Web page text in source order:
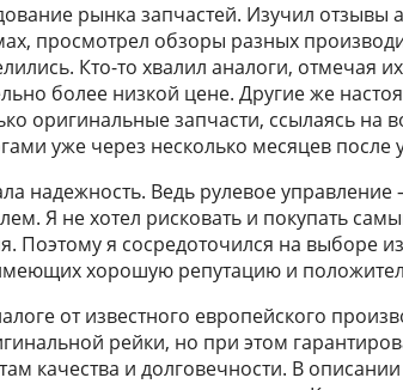
рынка запчастей. Изучил отзывы
просмотрел обзоры разных
Кто-то хвалил аналоги, отмечая
более низкой цене. Другие же
оригинальные запчасти, ссылаясь на
уже через несколько месяцев после
надежность. Ведь рулевое управление
Я не хотел рисковать и покупать
Поэтому я сосредоточился на выборе
хорошую репутацию и
от известного европейского
рейки, но при этом
качества и долговечности. В